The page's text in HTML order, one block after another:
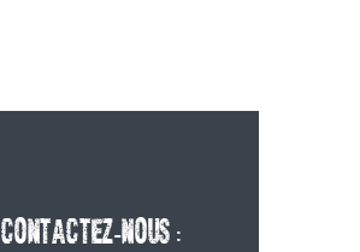
CONTACTEZ-NOUS :